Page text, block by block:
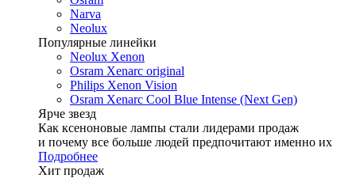
Narva
Neolux
Популярные линейки
Neolux Xenon
Osram Xenarc original
Philips Xenon Vision
Osram Xenarc Cool Blue Intense (Next Gen)
Ярче звезд
Как ксеноновые лампы стали лидерами продаж
и почему все больше людей предпочитают именно их
Подробнее
Хит продаж